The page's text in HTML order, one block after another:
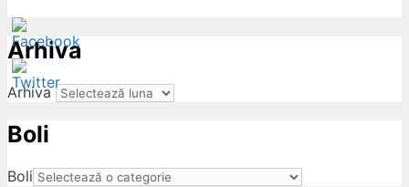
Arhiva
Arhiva
Boli
Boli